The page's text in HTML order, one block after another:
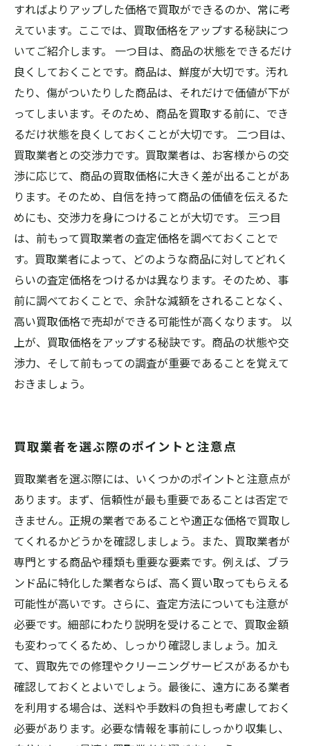
すればよりアップした価格で買取ができるのか、常に考
えています。ここでは、買取価格をアップする秘訣につ
いてご紹介します。 一つ目は、商品の状態をできるだけ
良くしておくことです。商品は、鮮度が大切です。汚れ
たり、傷がついたりした商品は、それだけで価値が下が
ってしまいます。そのため、商品を買取する前に、でき
るだけ状態を良くしておくことが大切です。 二つ目は、
買取業者との交渉力です。買取業者は、お客様からの交
渉に応じて、商品の買取価格に大きく差が出ることがあ
ります。そのため、自信を持って商品の価値を伝えるた
めにも、交渉力を身につけることが大切です。 三つ目
は、前もって買取業者の査定価格を調べておくことで
す。買取業者によって、どのような商品に対してどれく
らいの査定価格をつけるかは異なります。そのため、事
前に調べておくことで、余計な減額をされることなく、
高い買取価格で売却ができる可能性が高くなります。 以
上が、買取価格をアップする秘訣です。商品の状態や交
渉力、そして前もっての調査が重要であることを覚えて
おきましょう。
買取業者を選ぶ際のポイントと注意点
買取業者を選ぶ際には、いくつかのポイントと注意点が
あります。まず、信頼性が最も重要であることは否定で
きません。正規の業者であることや適正な価格で買取し
てくれるかどうかを確認しましょう。また、買取業者が
専門とする商品や種類も重要な要素です。例えば、ブラ
ンド品に特化した業者ならば、高く買い取ってもらえる
可能性が高いです。さらに、査定方法についても注意が
必要です。細部にわたり説明を受けることで、買取金額
も変わってくるため、しっかり確認しましょう。加え
て、買取先での修理やクリーニングサービスがあるかも
確認しておくとよいでしょう。最後に、遠方にある業者
を利用する場合は、送料や手数料の負担も考慮しておく
必要があります。必要な情報を事前にしっかり収集し、